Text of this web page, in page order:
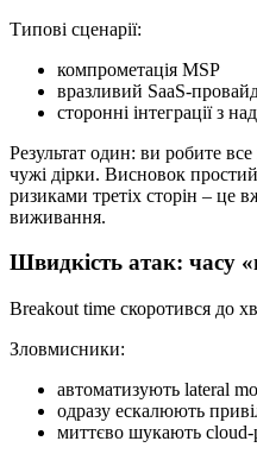
Типові сценарії:
компрометація MSP
вразливий SaaS-
сторонні інтеграції з
Результат один: ви робите
чужі дірки. Висновок
ризиками третіх сторін – це
виживання.
Швидкість атак: часу
Breakout time скоротився до
Зловмисники:
автоматизують lateral
одразу ескалюють
миттєво шукають cloud-